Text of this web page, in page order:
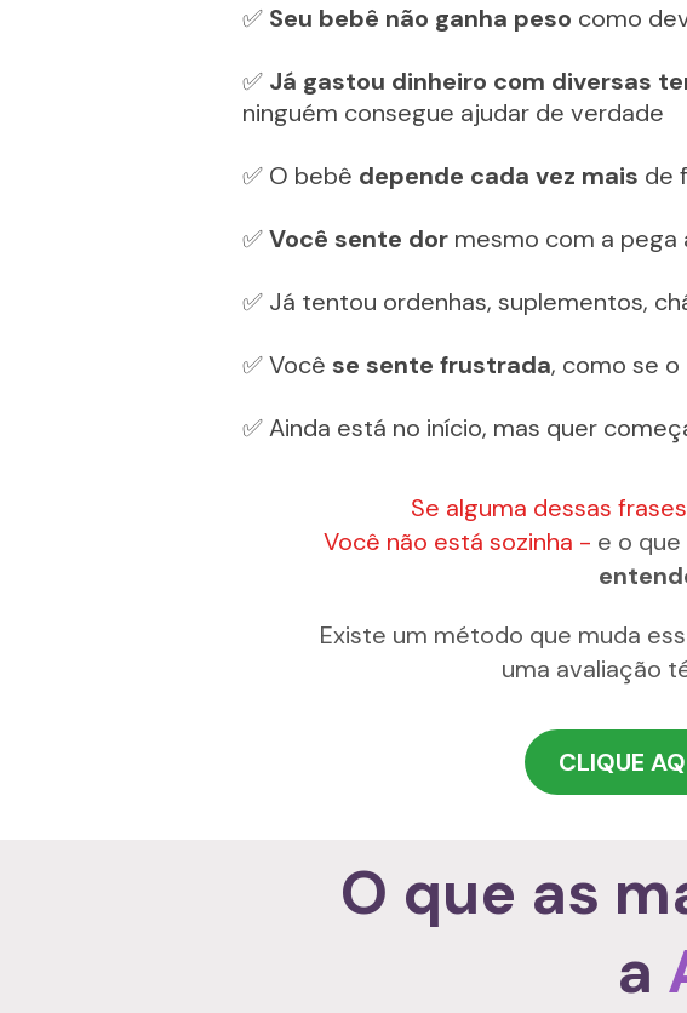
✅ Seu bebê não ganha peso como
✅ Já gastou dinheiro com diversas
ninguém consegue ajudar de verdade
✅ O bebê depende cada vez mais de
✅ Você sente dor mesmo com a
✅ Já tentou ordenhas, suplementos,
✅ Você se sente frustrada, como se
✅ Ainda está no início, mas quer
Se alguma dessas
Você não está sozinha - e o
Existe um método que muda
uma avaliação
CLIQUE
O que as
a